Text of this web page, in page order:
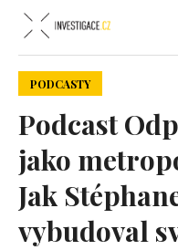
PODCASTY
Podcast
jako
Jak
vybudoval